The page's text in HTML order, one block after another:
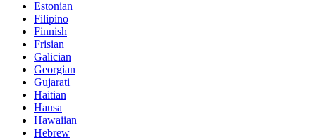
Estonian
Filipino
Finnish
Frisian
Galician
Georgian
Gujarati
Haitian
Hausa
Hawaiian
Hebrew